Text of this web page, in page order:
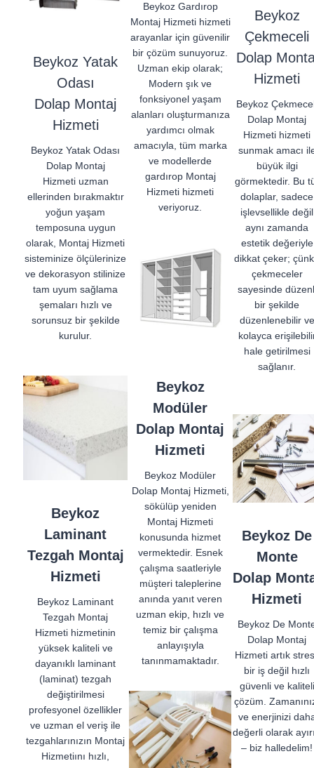
Beykoz Yatak
Odası
Dolap Montaj
Hizmeti
Beykoz Yatak Odası
Dolap Montaj
Hizmeti uzman
ellerinden bırakmaktır
yoğun yaşam
temposuna uygun
olarak, Montaj Hizmeti
sisteminize ölçülerinize
ve dekorasyon stilinize
tam uyum sağlama
şemaları hızlı ve
sorunsuz bir şekilde
kurulur.
Beykoz Gardırop
Montaj Hizmeti hizmeti
arayanlar için güvenilir
bir çözüm sunuyoruz.
Uzman ekip olarak;
Modern şık ve
fonksiyonel yaşam
alanları oluşturmanıza
yardımcı olmak
amacıyla, tüm marka
ve modellerde
gardırop Montaj
Hizmeti hizmeti
veriyoruz.
Beykoz
Çekmeceli
Dolap
Hizmeti
Beykoz
Dolap Montaj
Hizmeti hizmeti
sunmak amacı
büyük ilgi
görmektedir. Bu
dolaplar, sadece
işlevsellikle değil
aynı zamanda
estetik değeriyle
dikkat çeker;
çekmeceler
sayesinde
bir şekilde
düzenlenebilir ve
kolayca
hale getirilmesi
sağlanır.
Beykoz
Laminant
Tezgah Montaj
Hizmeti
Beykoz Laminant
Tezgah Montaj
Hizmeti hizmetinin
yüksek kaliteli ve
dayanıklı laminant
(laminat) tezgah
değiştirilmesi
profesyonel özellikler
ve uzman el veriş ile
tezgahlarınızın Montaj
Hizmetiını hızlı,
Beykoz
Modüler
Dolap Montaj
Hizmeti
Beykoz Modüler
Dolap Montaj Hizmeti,
sökülüp yeniden
Montaj Hizmeti
konusunda hizmet
vermektedir. Esnek
çalışma saatleriyle
müşteri taleplerine
anında yanıt veren
uzman ekip, hızlı ve
temiz bir çalışma
anlayışıyla
tanınmamaktadır.
Beykoz De
Monte
Dolap
Hizmeti
Beykoz De
Dolap Montaj
Hizmeti artık
bir iş değil hızlı
güvenli ve kaliteli
çözüm.
ve enerjinizi
değerli olarak
– biz halledelim!